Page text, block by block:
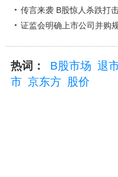
传言来袭 B股惊人杀跌打
证监会明确上市公司并购
热词： B股市场 退
市 京东方 股价